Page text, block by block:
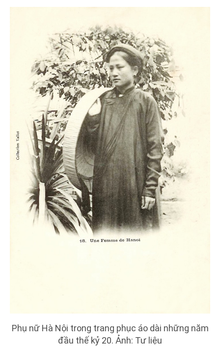
Phụ nữ Hà Nội trong trang phục áo dài những năm
đầu thế kỷ 20. Ảnh: Tư liệu